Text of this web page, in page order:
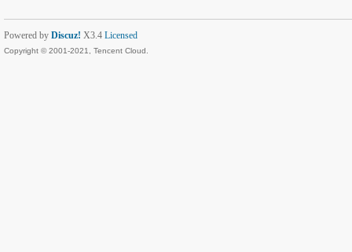
Powered by Discuz! X3.4 Licensed
Copyright © 2001-2021, Tencent Cloud.